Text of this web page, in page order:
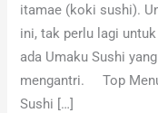
itamae (koki sushi).
ini, tak perlu lagi
ada Umaku Sushi
mengantri. Top
Sushi […]